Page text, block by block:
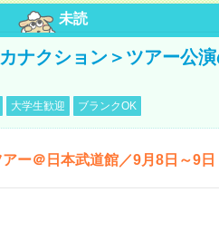
未読
ナクション＞ツアー公
大学生歓迎 ブランクOK
ー＠日本武道館／9月8日～9日